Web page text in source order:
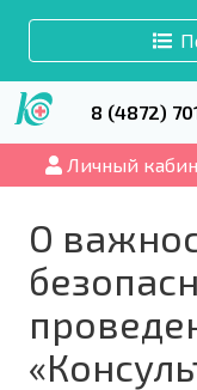
8 (4872)
Личный
О